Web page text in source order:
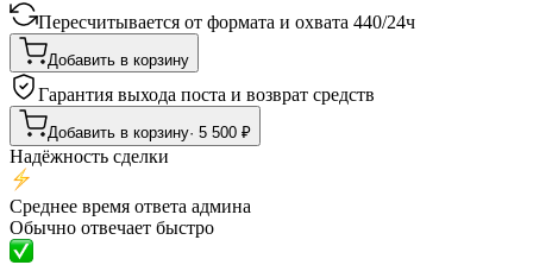
Пересчитывается от формата и охвата 440/24ч
Добавить в корзину
Гарантия выхода поста и возврат средств
Добавить в корзину· 5 500 ₽
Надёжность сделки
Среднее время ответа админа
Обычно отвечает быстро